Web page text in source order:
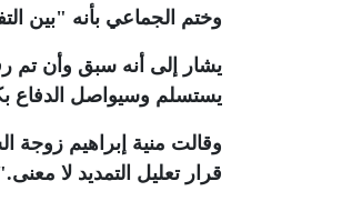
وختم الجماعي بأنه "بين
يشار إلى أنه سبق وأن تم
يستسلم وسيواصل الدفاع
وقالت منية إبراهيم زوجة
قرار تعليل التمديد لا معنى